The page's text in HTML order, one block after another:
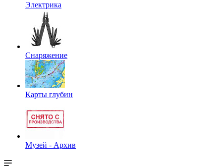
Электрика
Снаряжение
Карты глубин
Музей - Архив